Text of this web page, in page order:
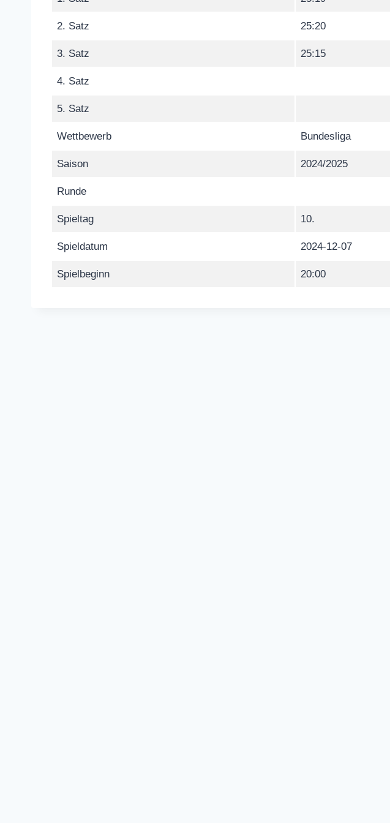
2. Satz 25:20
3. Satz 25:15
4. Satz
5. Satz
Wettbewerb Bundesliga
Saison 2024/2025
Runde
Spieltag 10.
Spieldatum 2024-12-07
Spielbeginn 20:00